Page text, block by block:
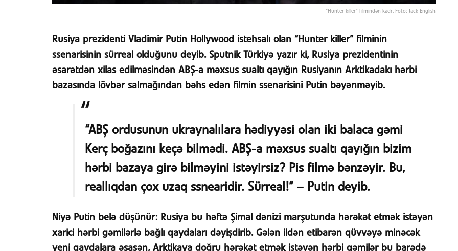
“Hunter killer” filmindən kadr. Foto: Jack English
Rusiya prezidenti Vladimir Putin Hollywood istehsalı olan “Hunter killer” filminin
ssenarisinin sürreal olduğunu deyib. Sputnik Türkiyə yazır ki, Rusiya prezidentinin
əsarətdən xilas edilməsindən ABŞ-a məxsus sualtı qayığın Rusiyanın Arktikadakı hərbi
bazasında lövbər salmağından bəhs edən filmin ssenarisini Putin bəyənməyib.
“ABŞ ordusunun ukraynalılara hədiyyəsi olan iki balaca gəmi
Kerç boğazını keçə bilmədi. ABŞ-a məxsus sualtı qayığın bizim
hərbi bazaya girə bilməyini istəyirsiz? Pis filmə bənzəyir. Bu,
reallıqdan çox uzaq ssnearidir. Sürreal!” – Putin deyib.
Niyə Putin belə düşünür: Rusiya bu həftə Şimal dənizi marşutunda hərəkət etmək istəyən
xarici hərbi gəmilərlə bağlı qaydaları dəyişdirib. Gələn ildən etibarən qüvvəyə minəcək
yeni qaydalara əsasən, Arktikaya doğru hərəkət etmək istəyən hərbi gəmilər bu barədə